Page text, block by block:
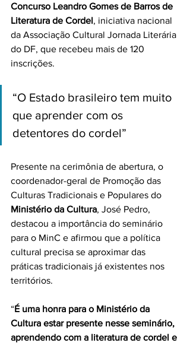
Concurso Leandro Gomes de Barros de
Literatura de Cordel, iniciativa nacional
da Associação Cultural Jornada Literária
do DF, que recebeu mais de 120
inscrições.
“O Estado brasileiro tem muito
que aprender com os
detentores do cordel”
Presente na cerimônia de abertura, o
coordenador-geral de Promoção das
Culturas Tradicionais e Populares do
Ministério da Cultura, José Pedro,
destacou a importância do seminário
para o MinC e afirmou que a política
cultural precisa se aproximar das
práticas tradicionais já existentes nos
territórios.
“É uma honra para o Ministério da
Cultura estar presente nesse seminário,
aprendendo com a literatura de cordel e